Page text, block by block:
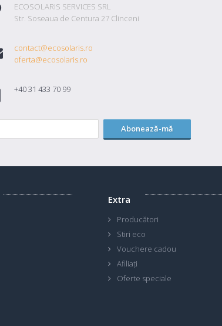
ECOSOLARIS SERVICES SRL
Str. Soseaua de Centura 27 Clinceni
contact@ecosolaris.ro
oferta@ecosolaris.ro
+40 31 433 70 99
Abonează-mă
Extra
Producători
Stiri eco
Vouchere cadou
Afiliaţi
Oferte speciale